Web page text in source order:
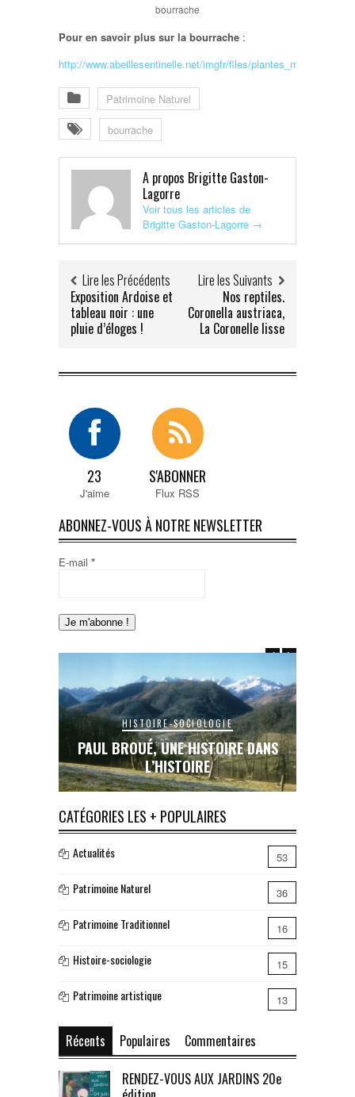
bourrache
Pour en savoir plus sur la bourrache :
http://www.abeillesentinelle.net/imgfr/files/
Patrimoine Naturel
bourrache
A propos Brigitte Gaston-
Lagorre
Voir tous les articles de
Brigitte Gaston-Lagorre →
Lire les Précédents
Exposition Ardoise et
tableau noir : une
pluie d’éloges !
Lire les Suivants
Nos reptiles.
Coronella austriaca,
La Coronelle lisse
23
J'aime
S'ABONNER
Flux RSS
ABONNEZ-VOUS À NOTRE NEWSLETTER
E-mail *
HISTOIRE DANS
HISTOIRE-SOCIOLOGIE
LE RAIL EN COUSERANS : UNE ŒUVRE
INACHEVÉE, UN RÊVE BRISÉ…
CATÉGORIES LES + POPULAIRES
Actualités 53
Patrimoine Naturel 36
Patrimoine Traditionnel 16
Histoire-sociologie 15
Patrimoine artistique 13
Récents Populaires
Commentaires
RENDEZ-VOUS AUX JARDINS 20e